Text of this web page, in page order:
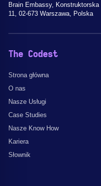
Brain Embassy, Konstruktorska
11, 02-673 Warszawa, Polska
The Codest
Strona główna
O nas
Nasze Usługi
Case Studies
Nasze Know How
Kariera
Słownik